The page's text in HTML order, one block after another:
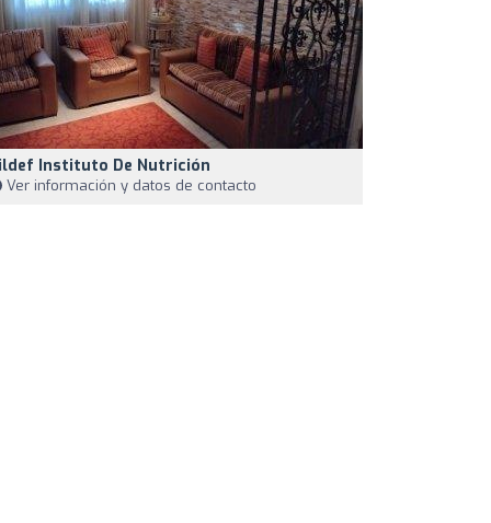
Instituto De Nutrición
Ver información y datos de contacto